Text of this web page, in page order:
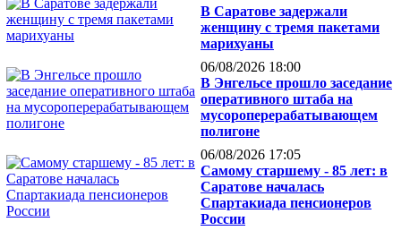
В Саратове задержали
женщину с тремя пакетами
марихуаны
06/08/2026 18:00
В Энгельсе прошло заседание
оперативного штаба на
мусороперерабатывающем
полигоне
06/08/2026 17:05
Самому старшему - 85 лет: в
Саратове началась
Спартакиада пенсионеров
России